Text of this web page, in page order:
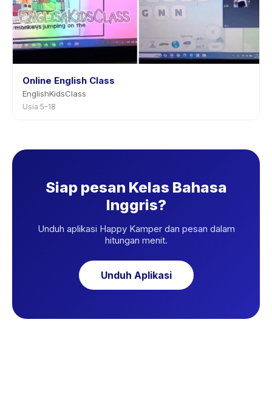
Online English Class
EnglishKidsClass
Usia 5–18
Siap pesan Kelas Bahasa
Inggris?
Unduh aplikasi Happy Kamper dan pesan dalam
hitungan menit.
Unduh Aplikasi